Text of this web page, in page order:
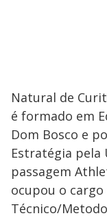
Natural de
é formado em
Dom Bosco e
Estratégia pela
passagem
ocupou o
Técnico/